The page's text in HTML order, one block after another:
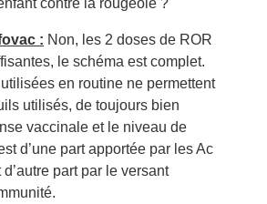
contre la rougeole ?
: Non, les 2 doses de ROR
le schéma est complet.
en routine ne permettent
utilisés, de toujours bien
vaccinale et le niveau de
d’une part apportée par les Ac
part par le versant